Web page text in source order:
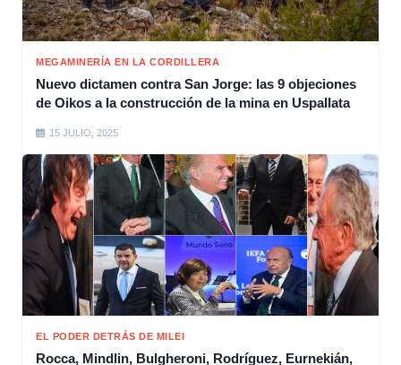
MEGAMINERÍA EN LA CORDILLERA
Nuevo dictamen contra San Jorge: las 9 objeciones
de Oikos a la construcción de la mina en Uspallata
15 JULIO, 2025
EL PODER DETRÁS DE MILEI
Rocca, Mindlin, Bulgheroni, Rodríguez, Eurnekián,